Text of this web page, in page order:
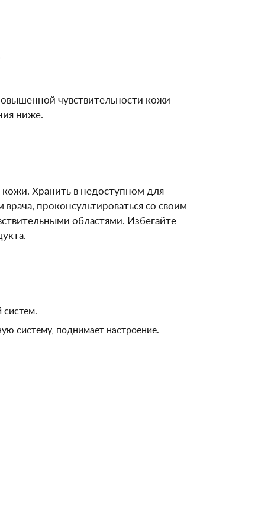
чувствительности кожи
ниже.
Хранить в недоступном для
проконсультироваться со cвоим
областями. Избегайте
систем.
систему, поднимает настроение.